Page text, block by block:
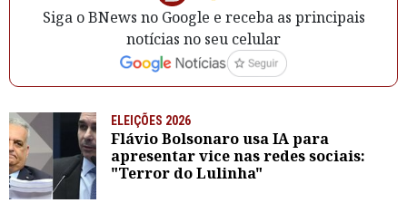
Siga o BNews no Google e receba as principais
notícias no seu celular
ELEIÇÕES 2026
Flávio Bolsonaro usa IA para
apresentar vice nas redes sociais:
"Terror do Lulinha"